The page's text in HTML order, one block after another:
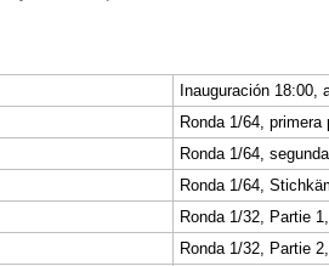
Ronda 1/64, primera
Ronda 1/64,
Ronda 1/64,
Ronda 1/32, Partie
Ronda 1/32, Partie